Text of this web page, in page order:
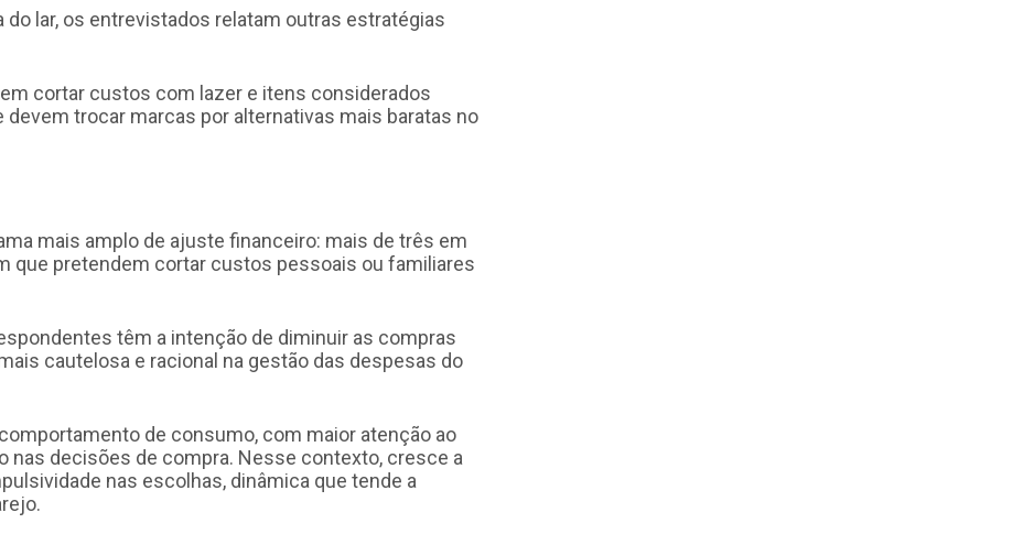
lar, os entrevistados relatam outras estratégias
cortar custos com lazer e itens considerados
trocar marcas por alternativas mais baratas no
mais amplo de ajuste financeiro: mais de três em
que pretendem cortar custos pessoais ou familiares
têm a intenção de diminuir as compras
cautelosa e racional na gestão das despesas do
de consumo, com maior atenção ao
nas decisões de compra. Nesse contexto, cresce a
nas escolhas, dinâmica que tende a